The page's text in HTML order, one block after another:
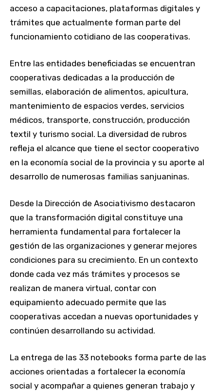
acceso a capacitaciones, plataformas digitales y
trámites que actualmente forman parte del
funcionamiento cotidiano de las cooperativas.
Entre las entidades beneficiadas se encuentran
cooperativas dedicadas a la producción de
semillas, elaboración de alimentos, apicultura,
mantenimiento de espacios verdes, servicios
médicos, transporte, construcción, producción
textil y turismo social. La diversidad de rubros
refleja el alcance que tiene el sector cooperativo
en la economía social de la provincia y su aporte al
desarrollo de numerosas familias sanjuaninas.
Desde la Dirección de Asociativismo destacaron
que la transformación digital constituye una
herramienta fundamental para fortalecer la
gestión de las organizaciones y generar mejores
condiciones para su crecimiento. En un contexto
donde cada vez más trámites y procesos se
realizan de manera virtual, contar con
equipamiento adecuado permite que las
cooperativas accedan a nuevas oportunidades y
continúen desarrollando su actividad.
La entrega de las 33 notebooks forma parte de las
acciones orientadas a fortalecer la economía
social y acompañar a quienes generan trabajo y